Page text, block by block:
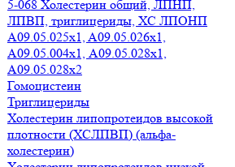
5-068 Холестерин общий, ЛПНП,
ЛПВП, триглицериды, ХС ЛПОНП
А09.05.025x1, A09.05.026х1,
А09.05.004х1, А09.05.028х1,
А09.05.028х2
Гомоцистеин
Триглицериды
Холестерин липопротеидов высокой
плотности (ХСЛПВП) (альфа-
холестерин)